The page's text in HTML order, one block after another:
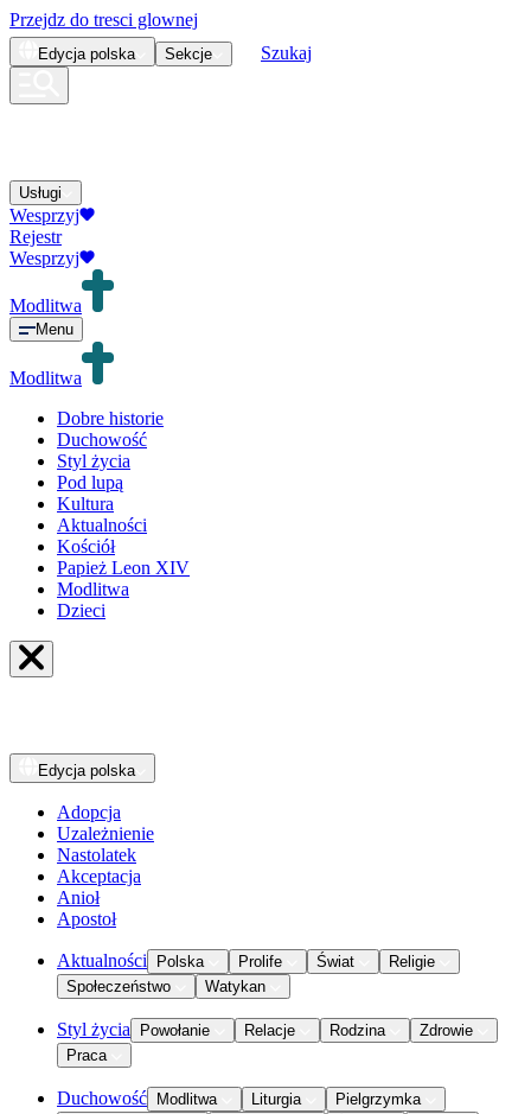
Przejdz do tresci glownej
Edycja polska Sekcje Szukaj
Usługi
Wesprzyj
Rejestr
Wesprzyj
Modlitwa
Menu
Modlitwa
Dobre historie
Duchowość
Styl życia
Pod lupą
Kultura
Aktualności
Kościół
Papież Leon XIV
Modlitwa
Dzieci
Edycja polska
Adopcja
Uzależnienie
Nastolatek
Akceptacja
Anioł
Apostoł
Aktualności Polska Prolife Świat
Religie
Społeczeństwo
Watykan
Styl życia Powołanie Relacje Rodzina
Zdrowie
Praca
Duchowość Modlitwa Liturgia
Pielgrzymka